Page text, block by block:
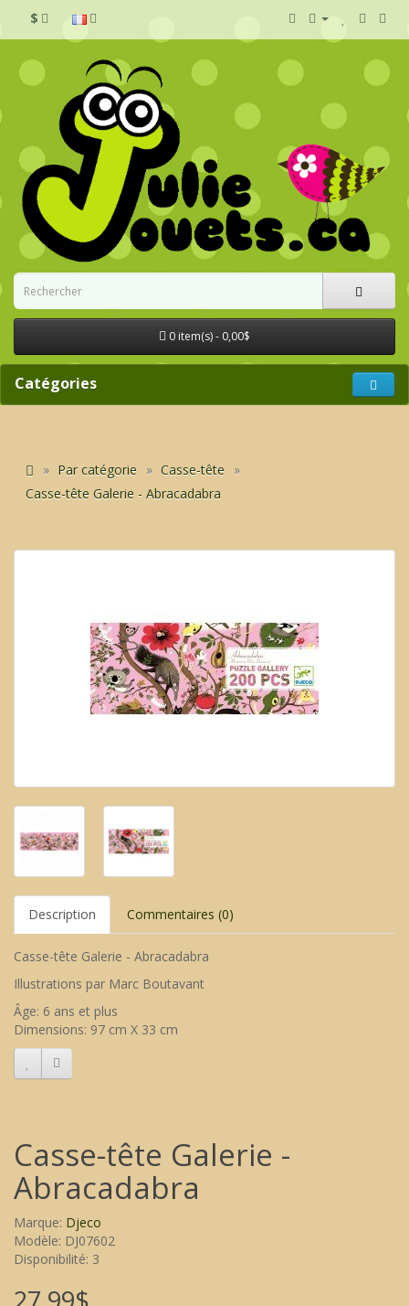
$
0 item(s) - 0,00$
Catégories
Par catégorie
Casse-tête
Casse-tête Galerie - Abracadabra
Description Commentaires (0)
Casse-tête Galerie - Abracadabra
Illustrations par Marc Boutavant
Âge: 6 ans et plus
Dimensions: 97 cm X 33 cm
Casse-tête Galerie -
Abracadabra
Marque: Djeco
Modèle: DJ07602
Disponibilité: 3